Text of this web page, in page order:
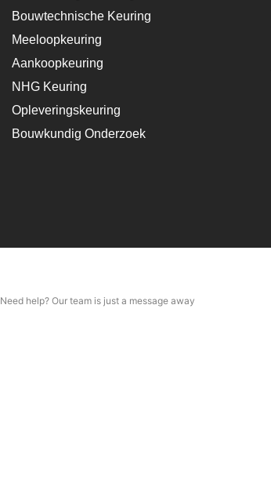
Bouwtechnische Keuring
Meeloopkeuring
Aankoopkeuring
NHG Keuring
Opleveringskeuring
Bouwkundig Onderzoek
Need help? Our team is just a message away